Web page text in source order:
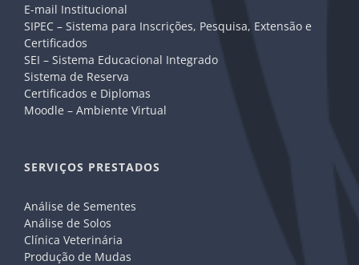
E-mail Institucional
SIPEC – Sistema para Inscrições, Pesquisa, Extensão e
Certificados
SEI – Sistema Educacional Integrado
Sistema de Reserva
Certificados e Diplomas
Moodle – Ambiente Virtual
SERVIÇOS PRESTADOS
Análise de Sementes
Análise de Solos
Clínica Veterinária
Produção de Mudas